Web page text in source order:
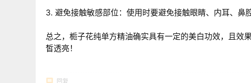
3. 避免接触敏感部位：使用时要避免接触眼睛、内耳、鼻
总之，栀子花纯单方精油确实具有一定的美白功效，且效
皙透亮！
回复